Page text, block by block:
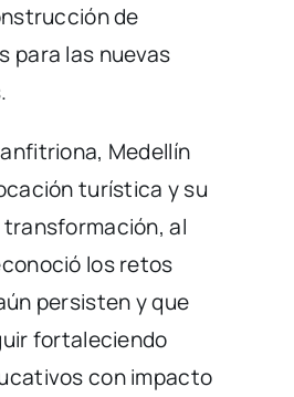
de
para las nuevas
Medellín
turística y su
al
los retos
persisten y que
fortaleciendo
con impacto